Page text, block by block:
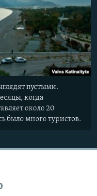
пустыми.
когда
около 20
было много туристов.